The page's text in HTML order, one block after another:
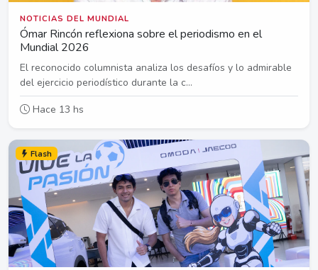
NOTICIAS DEL MUNDIAL
Ómar Rincón reflexiona sobre el periodismo en el
Mundial 2026
El reconocido columnista analiza los desafíos y lo admirable
del ejercicio periodístico durante la c...
Hace 13 hs
Flash